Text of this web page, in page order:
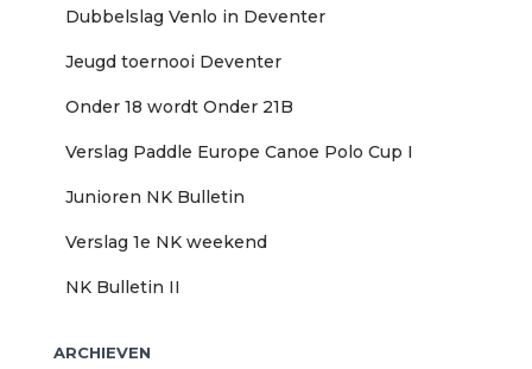
Dubbelslag Venlo in Deventer
Jeugd toernooi Deventer
Onder 18 wordt Onder 21B
Verslag Paddle Europe Canoe Polo Cup I
Junioren NK Bulletin
Verslag 1e NK weekend
NK Bulletin II
ARCHIEVEN